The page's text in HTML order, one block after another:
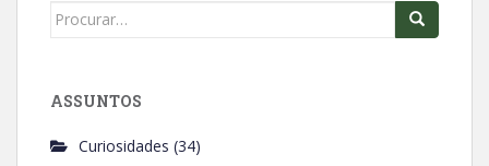
Search
ASSUNTOS
Curiosidades (34)